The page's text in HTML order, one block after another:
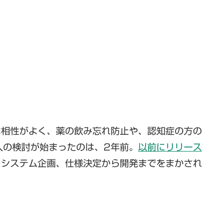
性がよく、薬の飲み忘れ防止や、認知症の方の
の検討が始まったのは、2年前。
以前にリリース
ステム企画、仕様決定から開発までをまかされ